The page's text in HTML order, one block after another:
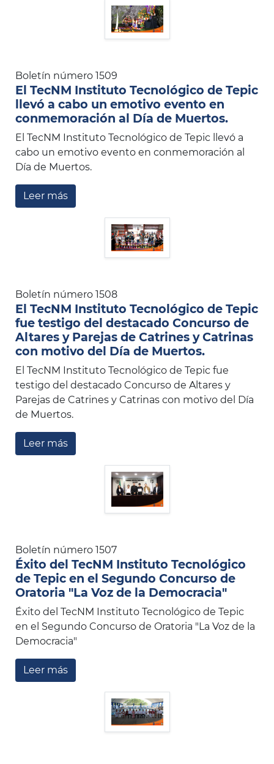
Boletín número 1509
El TecNM Instituto Tecnológico de Tepic
llevó a cabo un emotivo evento en
conmemoración al Día de Muertos.
El TecNM Instituto Tecnológico de Tepic llevó a
cabo un emotivo evento en conmemoración al
Día de Muertos.
Leer más
Boletín número 1508
El TecNM Instituto Tecnológico de Tepic
fue testigo del destacado Concurso de
Altares y Parejas de Catrines y Catrinas
con motivo del Día de Muertos.
El TecNM Instituto Tecnológico de Tepic fue
testigo del destacado Concurso de Altares y
Parejas de Catrines y Catrinas con motivo del Día
de Muertos.
Leer más
Boletín número 1507
Éxito del TecNM Instituto Tecnológico
de Tepic en el Segundo Concurso de
Oratoria "La Voz de la Democracia"
Éxito del TecNM Instituto Tecnológico de Tepic
en el Segundo Concurso de Oratoria "La Voz de la
Democracia"
Leer más